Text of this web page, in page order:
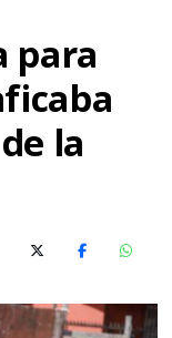
para
la
X (Twitter)Facebook